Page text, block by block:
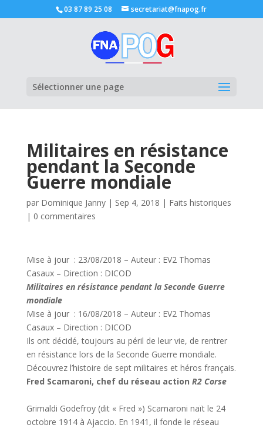
03 87 89 25 08 secretariat@fnapog.fr
Sélectionner une page
Militaires en résistance
pendant la Seconde
Guerre mondiale
par Dominique Janny| Sep 4, 2018 | Faits historiques
| 0 commentaires
Mise à jour : 23/08/2018 – Auteur : EV2 Thomas
Casaux – Direction : DICOD
Militaires en résistance pendant la Seconde Guerre
mondiale
Mise à jour : 16/08/2018 – Auteur : EV2 Thomas
Casaux – Direction : DICOD
Ils ont décidé, toujours au péril de leur vie, de rentrer
en résistance lors de la Seconde Guerre mondiale.
Découvrez l’histoire de sept militaires et héros français.
Fred Scamaroni, chef du réseau action R2 Corse
Grimaldi Godefroy (dit « Fred ») Scamaroni naït le 24
octobre 1914 à Ajaccio. En 1941, il fonde le réseau